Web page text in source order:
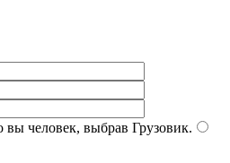
вы человек, выбрав Грузовик.